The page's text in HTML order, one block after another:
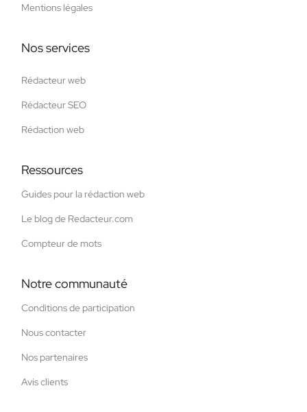
Mentions légales
Nos services
Rédacteur web
Rédacteur SEO
Rédaction web
Ressources
Guides pour la rédaction web
Le blog de Redacteur.com
Compteur de mots
Notre communauté
Conditions de participation
Nous contacter
Nos partenaires
Avis clients